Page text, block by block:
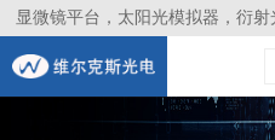
显微镜平台，太阳光模拟器，衍
谱仪，生物激光器，光束分析仪，